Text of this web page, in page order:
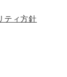
ティ方針